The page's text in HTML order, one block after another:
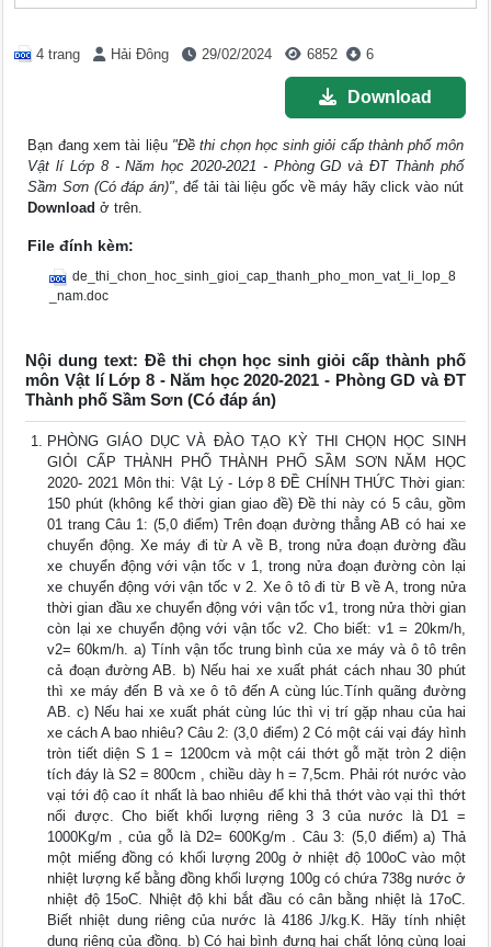
4 trang Hải Đông 29/02/2024 6852 6
Download
Bạn đang xem tài liệu "Đề thi chọn học sinh giỏi cấp thành phố môn
Vật lí Lớp 8 - Năm học 2020-2021 - Phòng GD và ĐT Thành phố
Sầm Sơn (Có đáp án)", để tải tài liệu gốc về máy hãy click vào nút
Download ở trên.
File đính kèm:
de_thi_chon_hoc_sinh_gioi_cap_thanh_pho_mon_vat_li_lop_8
_nam.doc
Nội dung text: Đề thi chọn học sinh giỏi cấp thành phố
môn Vật lí Lớp 8 - Năm học 2020-2021 - Phòng GD và ĐT
Thành phố Sầm Sơn (Có đáp án)
PHÒNG GIÁO DỤC VÀ ĐÀO TẠO KỲ THI CHỌN HỌC SINH
GIỎI CẤP THÀNH PHỐ THÀNH PHỐ SẦM SƠN NĂM HỌC
2020- 2021 Môn thi: Vật Lý - Lớp 8 ĐỀ CHÍNH THỨC Thời gian:
150 phút (không kể thời gian giao đề) Đề thi này có 5 câu, gồm
01 trang Câu 1: (5,0 điểm) Trên đoạn đường thẳng AB có hai xe
chuyển động. Xe máy đi từ A về B, trong nửa đoạn đường đầu
xe chuyển động với vận tốc v 1, trong nửa đoạn đường còn lại
xe chuyển động với vận tốc v 2. Xe ô tô đi từ B về A, trong nửa
thời gian đầu xe chuyển động với vận tốc v1, trong nửa thời gian
còn lại xe chuyển động với vận tốc v2. Cho biết: v1 = 20km/h,
v2= 60km/h. a) Tính vận tốc trung bình của xe máy và ô tô trên
cả đoạn đường AB. b) Nếu hai xe xuất phát cách nhau 30 phút
thì xe máy đến B và xe ô tô đến A cùng lúc.Tính quãng đường
AB. c) Nếu hai xe xuất phát cùng lúc thì vị trí gặp nhau của hai
xe cách A bao nhiêu? Câu 2: (3,0 điểm) 2 Có một cái vại đáy hình
tròn tiết diện S 1 = 1200cm và một cái thớt gỗ mặt tròn 2 diện
tích đáy là S2 = 800cm , chiều dày h = 7,5cm. Phải rót nước vào
vại tới độ cao ít nhất là bao nhiêu để khi thả thớt vào vại thì thớt
nổi được. Cho biết khối lượng riêng 3 3 của nước là D1 =
1000Kg/m , của gỗ là D2= 600Kg/m . Câu 3: (5,0 điểm) a) Thả
một miếng đồng có khối lượng 200g ở nhiệt độ 100oC vào một
nhiệt lượng kế bằng đồng khối lượng 100g có chứa 738g nước ở
nhiệt độ 15oC. Nhiệt độ khi bắt đầu có cân bằng nhiệt là 17oC.
Biết nhiệt dung riêng của nước là 4186 J/kg.K. Hãy tính nhiệt
dung riêng của đồng. b) Có hai bình đựng hai chất lỏng cùng loại